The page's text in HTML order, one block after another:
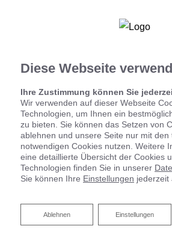
Startseite»Bad» Badinspiration &
Basic-Bad 4,6 ㎡
Diese Webseite
Ihre Zustimmung können Sie
Wir verwenden auf dieser Webseite
Technologien, um Ihnen ein
zu bieten. Sie können das Setzen von
ablehnen und unsere Seite nur mit den
notwendigen Cookies nutzen. Weitere
eine detaillierte Übersicht der Cookies
Technologien finden Sie in unserer
Sie können Ihre Einstellungen jederzeit
Einstellungen
Ablehnen
Ablehnen